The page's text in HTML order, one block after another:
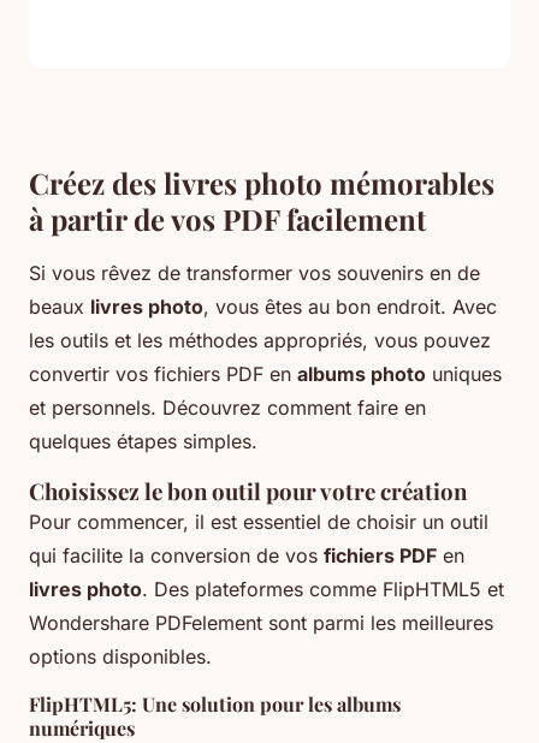
Créez des livres photo mémorables
à partir de vos PDF facilement
Si vous rêvez de transformer vos souvenirs en de
beaux livres photo, vous êtes au bon endroit. Avec
les outils et les méthodes appropriés, vous pouvez
convertir vos fichiers PDF en albums photo uniques
et personnels. Découvrez comment faire en
quelques étapes simples.
Choisissez le bon outil pour votre création
Pour commencer, il est essentiel de choisir un outil
qui facilite la conversion de vos fichiers PDF en
livres photo. Des plateformes comme FlipHTML5 et
Wondershare PDFelement sont parmi les meilleures
options disponibles.
FlipHTML5: Une solution pour les albums
numériques